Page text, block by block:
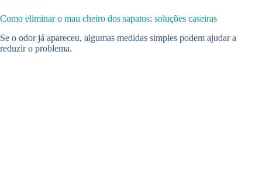
Como eliminar o mau cheiro dos sapatos: soluções caseiras
Se o odor já apareceu, algumas medidas simples podem ajudar a
reduzir o problema.